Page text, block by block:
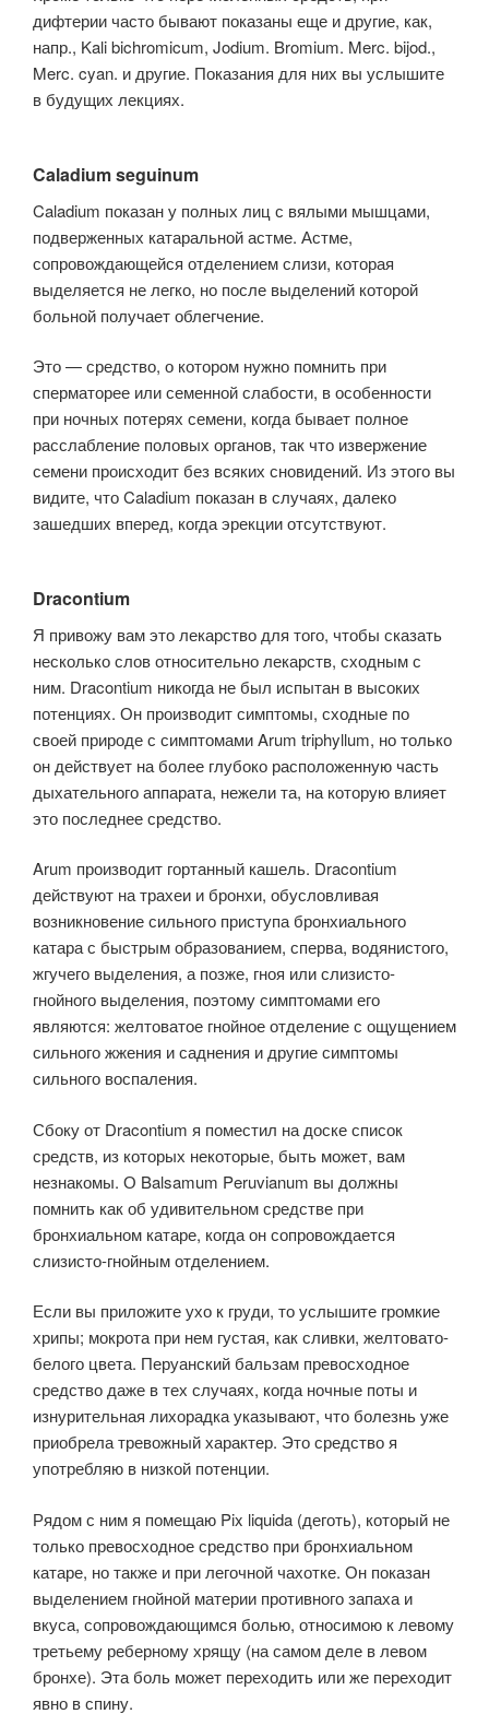
дифтерии часто бывают показаны еще и другие, как,
напр., Kali bichromicum, Jodium. Bromium. Merc. bijod.,
Merc. cyan. и другие. Показания для них вы услышите
в будущих лекциях.
Caladium seguinum
Caladium показан у полных лиц с вялыми мышцами,
подверженных катаральной астме. Астме,
сопровождающейся отделением слизи, которая
выделяется не легко, но после выделений которой
больной получает облегчение.
Это — средство, о котором нужно помнить при
сперматорее или семенной слабости, в особенности
при ночных потерях семени, когда бывает полное
расслабление половых органов, так что извержение
семени происходит без всяких сновидений. Из этого вы
видите, что Caladium показан в случаях, далеко
зашедших вперед, когда эрекции отсутствуют.
Dracontium
Я привожу вам это лекарство для того, чтобы сказать
несколько слов относительно лекарств, сходным с
ним. Dracontium никогда не был испытан в высоких
потенциях. Он производит симптомы, сходные по
своей природе с симптомами Arum triphyllum, но только
он действует на более глубоко расположенную часть
дыхательного аппарата, нежели та, на которую влияет
это последнее средство.
Arum производит гортанный кашель. Dracontium
действуют на трахеи и бронхи, обусловливая
возникновение сильного приступа бронхиального
катара с быстрым образованием, сперва, водянистого,
жгучего выделения, а позже, гноя или слизисто-
гнойного выделения, поэтому симптомами его
являются: желтоватое гнойное отделение с ощущением
сильного жжения и саднения и другие симптомы
сильного воспаления.
Сбоку от Dracontium я поместил на доске список
средств, из которых некоторые, быть может, вам
незнакомы. О Balsamum Peruvianum вы должны
помнить как об удивительном средстве при
бронхиальном катаре, когда он сопровождается
слизисто-гнойным отделением.
Если вы приложите ухо к груди, то услышите громкие
хрипы; мокрота при нем густая, как сливки, желтовато-
белого цвета. Перуанский бальзам превосходное
средство даже в тех случаях, когда ночные поты и
изнурительная лихорадка указывают, что болезнь уже
приобрела тревожный характер. Это средство я
употребляю в низкой потенции.
Рядом с ним я помещаю Pix liquida (деготь), который не
только превосходное средство при бронхиальном
катаре, но также и при легочной чахотке. Он показан
выделением гнойной материи противного запаха и
вкуса, сопровождающимся болью, относимою к левому
третьему реберному хрящу (на самом деле в левом
бронхе). Эта боль может переходить или же переходит
явно в спину.